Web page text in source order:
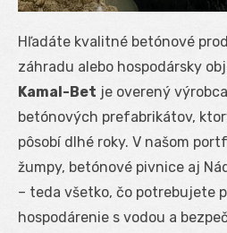
Hľadáte kvalitné betónové
záhradu alebo hospodársky
Kamal-Bet je overený
betónových prefabrikátov,
pôsobí dlhé roky. V našom
žumpy, betónové pivnice aj
– teda všetko, čo potrebujete
hospodárenie s vodou a